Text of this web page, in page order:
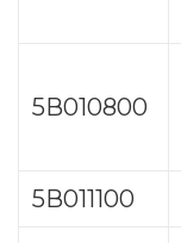
5В010800
5В011100